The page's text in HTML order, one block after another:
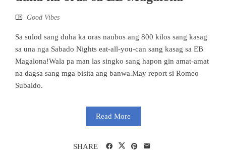
Good Vibes
Sa sulod sang duha ka oras naubos ang 800 kilos sang kasag
sa una nga Sabado Nights eat-all-you-can sang kasag sa EB
Magalona!Wala pa man las singko sang hapon gin amat-amat
na dagsa sang mga bisita ang banwa.May report si Romeo
Subaldo.
Read More
SHARE